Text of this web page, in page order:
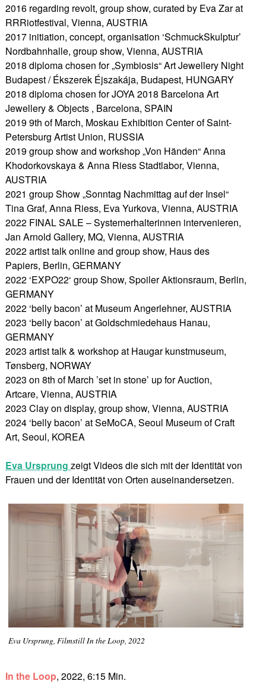
2016 regarding revolt, group show, curated by Eva Zar at
RRRiotfestival, Vienna, AUSTRIA
2017 initiation, concept, organisation ‘SchmuckSkulptur’
Nordbahnhalle, group show, Vienna, AUSTRIA
2018 diploma chosen for „Symbiosis“ Art Jewellery Night
Budapest / Ékszerek Éjszakája, Budapest, HUNGARY
2018 diploma chosen for JOYA 2018 Barcelona Art
Jewellery & Objects , Barcelona, SPAIN
2019 9th of March, Moskau Exhibition Center of Saint-
Petersburg Artist Union, RUSSIA
2019 group show and workshop „Von Händen“ Anna
Khodorkovskaya & Anna Riess Stadtlabor, Vienna,
AUSTRIA
2021 group Show „Sonntag Nachmittag auf der Insel“
Tina Graf, Anna Riess, Eva Yurkova, Vienna, AUSTRIA
2022 FINAL SALE – Systemerhalterinnen intervenieren,
Jan Arnold Gallery, MQ, Vienna, AUSTRIA
2022 artist talk online and group show, Haus des
Papiers, Berlin, GERMANY
2022 ‘EXPO22‘ group Show, Spoiler Aktionsraum, Berlin,
GERMANY
2022 ‘belly bacon’ at Museum Angerlehner, AUSTRIA
2023 ‘belly bacon’ at Goldschmiedehaus Hanau,
GERMANY
2023 artist talk & workshop at Haugar kunstmuseum,
Tønsberg, NORWAY
2023 on 8th of March ’set in stone’ up for Auction,
Artcare, Vienna, AUSTRIA
2023 Clay on display, group show, Vienna, AUSTRIA
2024 ‘belly bacon’ at SeMoCA, Seoul Museum of Craft
Art, Seoul, KOREA
Eva Ursprung zeigt Videos die sich mit der Identität von
Frauen und der Identität von Orten auseinandersetzen.
Eva Ursprung, Filmstill In the Loop, 2022
In the Loop, 2022, 6:15 Min.